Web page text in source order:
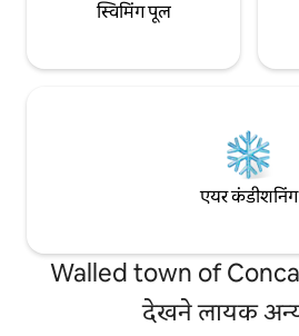
स्विमिंग पूल
एयर कंडीशनिंग
Walled town of
देखने लायक